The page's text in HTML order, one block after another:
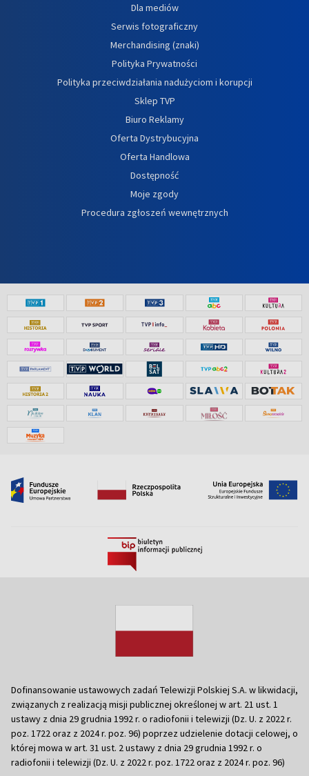
Dla mediów
Serwis fotograficzny
Merchandising (znaki)
Polityka Prywatności
Polityka przeciwdziałania nadużyciom i korupcji
Sklep TVP
Biuro Reklamy
Oferta Dystrybucyjna
Oferta Handlowa
Dostępność
Moje zgody
Procedura zgłoszeń wewnętrznych
Dofinansowanie ustawowych zadań Telewizji Polskiej S.A. w likwidacji,
związanych z realizacją misji publicznej określonej w art. 21 ust. 1
ustawy z dnia 29 grudnia 1992 r. o radiofonii i telewizji (Dz. U. z 2022 r.
poz. 1722 oraz z 2024 r. poz. 96) poprzez udzielenie dotacji celowej, o
której mowa w art. 31 ust. 2 ustawy z dnia 29 grudnia 1992 r. o
radiofonii i telewizji (Dz. U. z 2022 r. poz. 1722 oraz z 2024 r. poz. 96)